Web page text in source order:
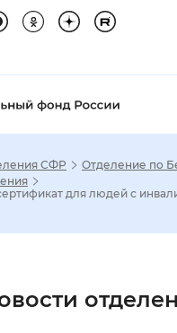
СФР
Отделение по
для людей с